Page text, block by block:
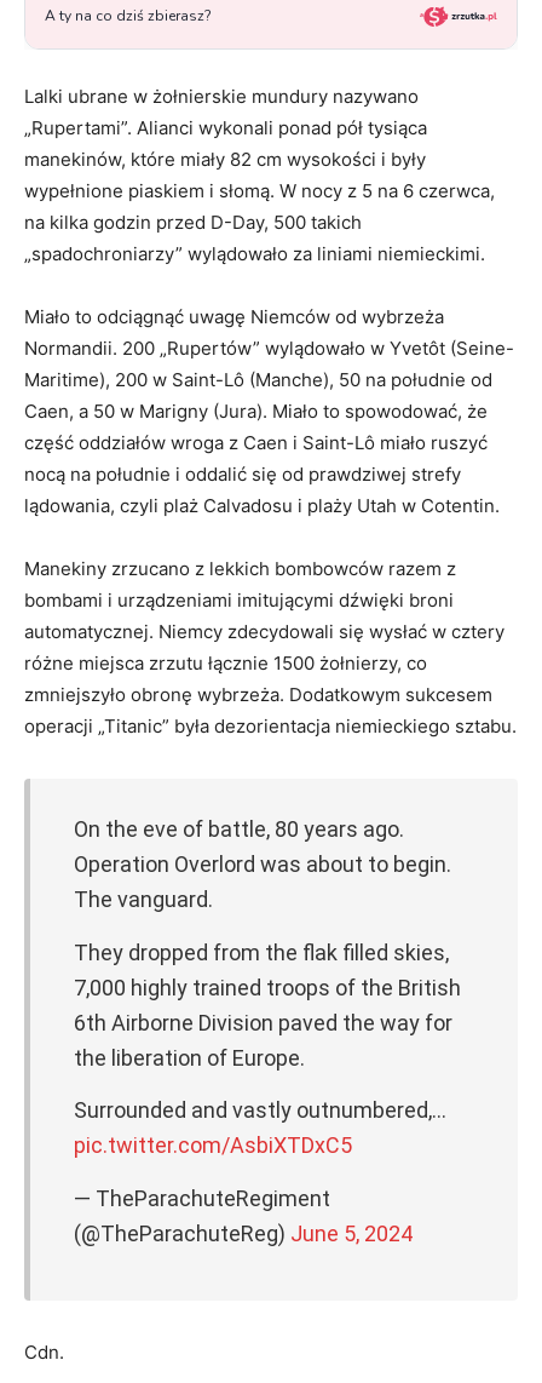
Lalki ubrane w żołnierskie mundury nazywano
„Rupertami”. Alianci wykonali ponad pół tysiąca
manekinów, które miały 82 cm wysokości i były
wypełnione piaskiem i słomą. W nocy z 5 na 6 czerwca,
na kilka godzin przed D-Day, 500 takich
„spadochroniarzy” wylądowało za liniami niemieckimi.
Miało to odciągnąć uwagę Niemców od wybrzeża
Normandii. 200 „Rupertów” wylądowało w Yvetôt (Seine-
Maritime), 200 w Saint-Lô (Manche), 50 na południe od
Caen, a 50 w Marigny (Jura). Miało to spowodować, że
część oddziałów wroga z Caen i Saint-Lô miało ruszyć
nocą na południe i oddalić się od prawdziwej strefy
lądowania, czyli plaż Calvadosu i plaży Utah w Cotentin.
Manekiny zrzucano z lekkich bombowców razem z
bombami i urządzeniami imitującymi dźwięki broni
automatycznej. Niemcy zdecydowali się wysłać w cztery
różne miejsca zrzutu łącznie 1500 żołnierzy, co
zmniejszyło obronę wybrzeża. Dodatkowym sukcesem
operacji „Titanic” była dezorientacja niemieckiego sztabu.
On the eve of battle, 80 years ago.
Operation Overlord was about to begin.
The vanguard.
They dropped from the flak filled skies,
7,000 highly trained troops of the British
6th Airborne Division paved the way for
the liberation of Europe.
Surrounded and vastly outnumbered,…
pic.twitter.com/AsbiXTDxC5
— TheParachuteRegiment
(@TheParachuteReg) June 5, 2024
Cdn.